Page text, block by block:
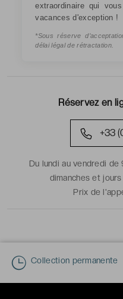
Réservez en
+33
Du lundi au vendredi
dimanches et
Prix de
extraordinaire qui
vacances d'exception !
*Sous réserve
délai légal de rétractation.
Collection permanente